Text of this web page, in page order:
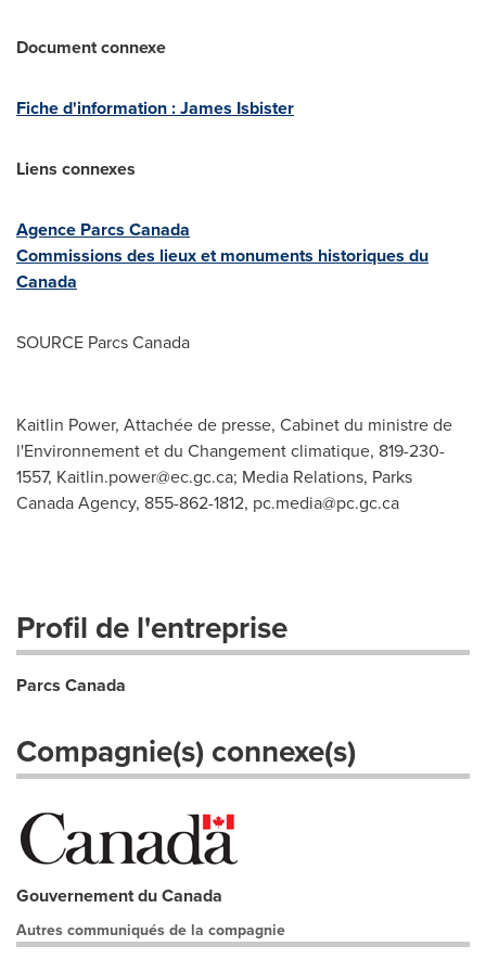
Document connexe
Fiche d'information :James Isbister
Liens connexes
Agence Parcs Canada
Commissions des lieux et monuments historiques du
Canada
SOURCE Parcs Canada
Kaitlin Power, Attachée de presse, Cabinet du ministre de
l'Environnement et du Changement climatique, 819-230-
1557, Kaitlin.power@ec.gc.ca; Media Relations, Parks
Canada Agency, 855-862-1812, pc.media@pc.gc.ca
Profil de l'entreprise
Parcs Canada
Compagnie(s) connexe(s)
Gouvernement du Canada
Autres communiqués de la compagnie